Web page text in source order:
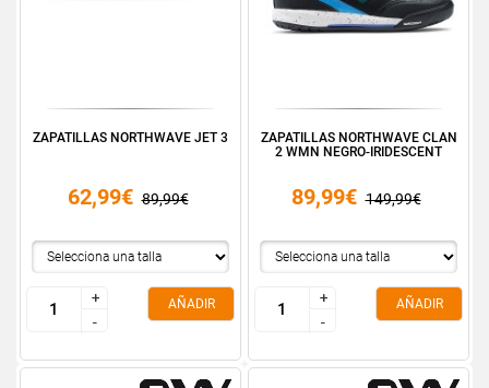
ZAPATILLAS NORTHWAVE JET 3
62,99€ 89,99€
+
-
+
-
AÑADIR
ZAPATILLAS NORTHWAVE CLAN
2 WMN NEGRO-IRIDESCENT
89,99€ 149,99€
+
-
+
-
AÑADIR